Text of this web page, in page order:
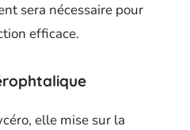
sera nécessaire pour
efficace.
elle mise sur la